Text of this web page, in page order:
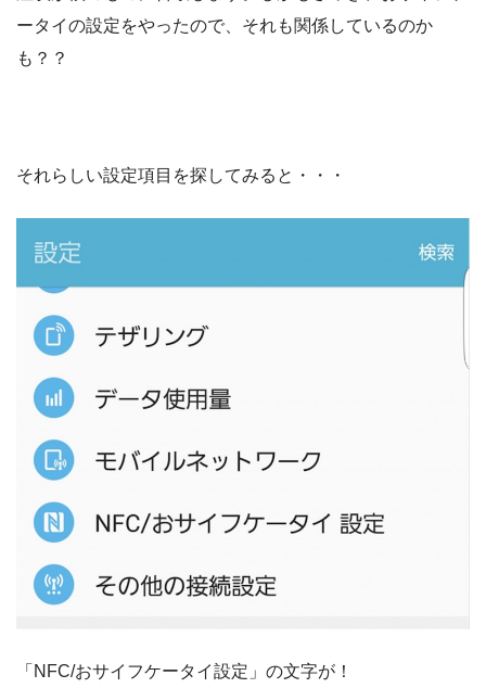
ータイの設定をやったので、それも関係しているのか
も？？
それらしい設定項目を探してみると・・・
「NFC/おサイフケータイ設定」の文字が！